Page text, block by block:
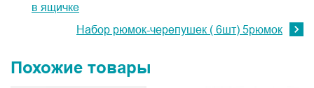
в ящичке
Набор рюмок-черепушек ( 6шт) 5рюмок
Похожие товары